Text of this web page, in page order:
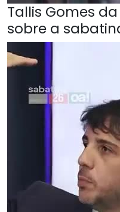
Tallis Gomes
sobre a